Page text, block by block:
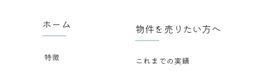
ホーム
特徴
物件を売りたい方へ
これまでの実績